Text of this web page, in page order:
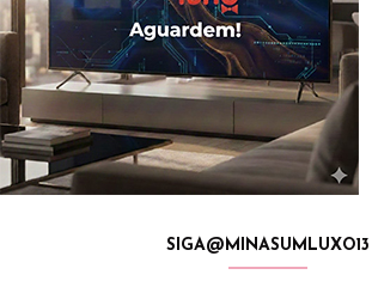
SIGA@MINASUMLUXO13